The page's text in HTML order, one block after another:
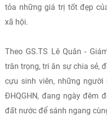
tỏa những giá trị tốt đẹp
xã hội.
Theo GS.TS Lê Quân -
trân trọng, tri ân sự chia sẻ,
cựu sinh viên, những
ĐHQGHN, đang ngày đêm
đất nước để sánh ngang